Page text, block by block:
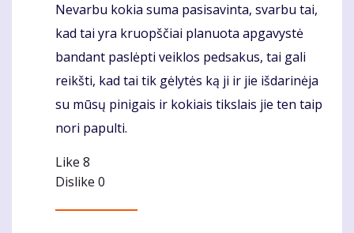
Komentaras
Nevarbu kokia suma pasisavinta, svarbu tai,
kad tai yra kruopščiai planuota apgavystė
bandant paslėpti veiklos pedsakus, tai gali
reikšti, kad tai tik gėlytės ką ji ir jie išdarinėja
su mūsų pinigais ir kokiais tikslais jie ten taip
nori papulti.
Like 8
Dislike 0